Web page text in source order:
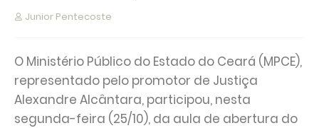
Junior Pentecoste
O Ministério Público do Estado do Ceará (MPCE),
representado pelo promotor de Justiça
Alexandre Alcântara, participou, nesta
segunda-feira (25/10), da aula de abertura do